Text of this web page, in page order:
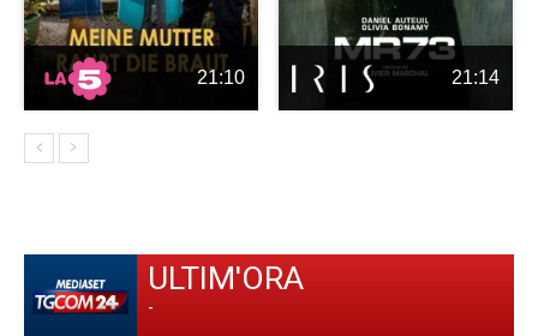
21:10 21:14
ULTIM'ORA
-